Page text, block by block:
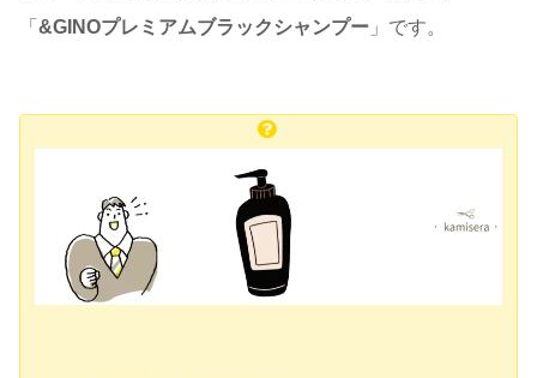
「 &GINOプレミアムブラックシャンプー 」です。